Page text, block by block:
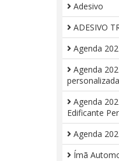
Adesivo
ADESIVO
Agenda
Agenda
personalizada
Agenda
Edificante
Agenda
Ímã